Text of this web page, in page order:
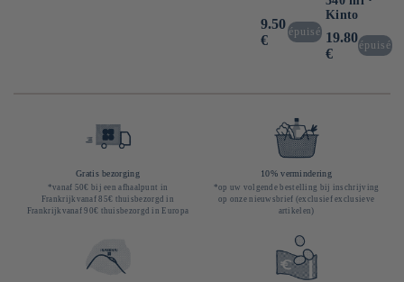
Normale
prijs
9.50
€
épuisé
Kinto
Normale
prijs
19.80
€
épuisé
Gratis bezorging
*vanaf 50€ bij een afhaalpunt in
Frankrijkvanaf 85€ thuisbezorgd in
Frankrijkvanaf 90€ thuisbezorgd in Europa
10% vermindering
*op uw volgende bestelling bij inschrijving
op onze nieuwsbrief (exclusief exclusieve
artikelen)